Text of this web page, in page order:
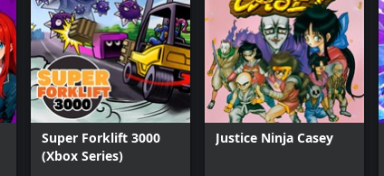
Super Forklift 3000
(Xbox Series)
Justice Ninja Casey